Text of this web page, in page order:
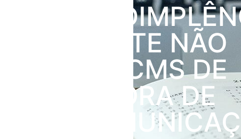
STF:
DE CLIENTE NÃO
AFASTA ICMS DE
OPERADORA DE